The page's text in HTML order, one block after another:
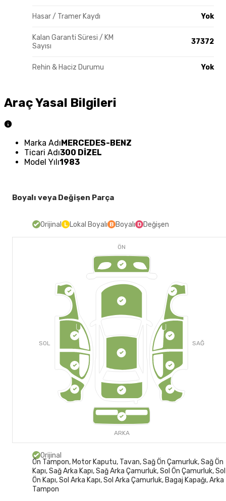
Hasar / Tramer Kaydı Yok
Kalan Garanti Süresi / KM
Sayısı
37372
Rehin & Haciz Durumu Yok
Araç Yasal Bilgileri
Marka AdıMERCEDES-BENZ
Ticari Adı300 DİZEL
Model Yılı1983
Boyalı veya Değişen Parça
Orijinal L Lokal Boyalı B Boyalı D Değişen
ÖN
SOL SAĞ
ARKA
Orijinal
Ön Tampon, Motor Kaputu, Tavan, Sağ Ön Çamurluk, Sağ Ön
Kapı, Sağ Arka Kapı, Sağ Arka Çamurluk, Sol Ön Çamurluk, Sol
Ön Kapı, Sol Arka Kapı, Sol Arka Çamurluk, Bagaj Kapağı, Arka
Tampon